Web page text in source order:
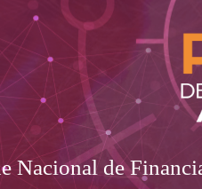
Nacional de